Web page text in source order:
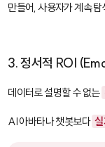
만들어, 사용자가 계속
3. 정서적 ROI
데이터로 설명할 수 없는
AI 아바타나 챗봇보다